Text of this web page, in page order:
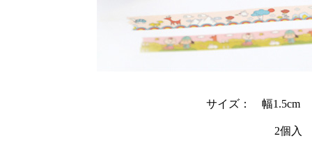
サイズ： 幅1.5cm
2個入